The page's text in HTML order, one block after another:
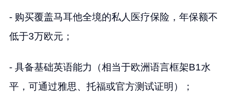
- 购买覆盖马耳他全境的私人医疗保险，年保额不
低于3万欧元；
- 具备基础英语能力（相当于欧洲语言框架B1水
平，可通过雅思、托福或官方测试证明）；